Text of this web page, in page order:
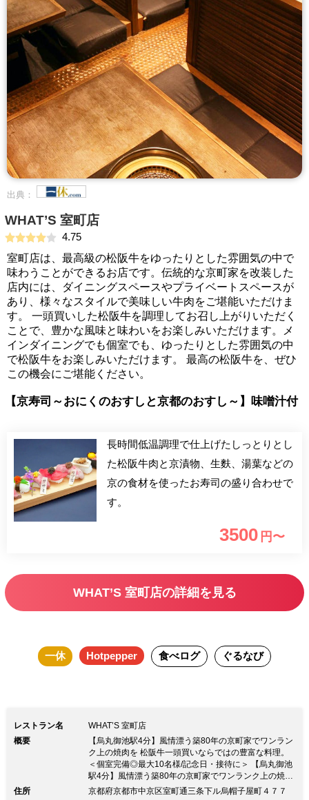
出典：
WHAT’S 室町店
4.75
室町店は、最高級の松阪牛をゆったりとした雰囲気の中で
味わうことができるお店です。伝統的な京町家を改装した
店内には、ダイニングスペースやプライベートスペースが
あり、様々なスタイルで美味しい牛肉をご堪能いただけま
す。 一頭買いした松阪牛を調理してお召し上がりいただく
ことで、豊かな風味と味わいをお楽しみいただけます。メ
インダイニングでも個室でも、ゆったりとした雰囲気の中
で松阪牛をお楽しみいただけます。 最高の松阪牛を、ぜひ
この機会にご堪能ください。
【京寿司～おにくのおすしと京都のおすし～】味噌汁付
長時間低温調理で仕上げたしっとりとし
た松阪牛肉と京漬物、生麩、湯葉などの
京の食材を使ったお寿司の盛り合わせで
す。
3500 円〜
WHAT’S 室町店の詳細を見る
一休 Hotpepper 食べログ ぐるなび
レストラン名
WHAT’S 室町店
概要
【烏丸御池駅4分】風情漂う築80年の京町家でワンラン
ク上の焼肉を 松阪牛一頭買いならではの豊富な料理。
＜個室完備◎最大10名様/記念日・接待に＞ 【烏丸御池
駅4分】風情漂う築80年の京町家でワンランク上の焼肉
を 松阪牛一頭買いならではの豊富な料理。 ＜個室完備
住所
京都府京都市中京区室町通三条下ル烏帽子屋町４７７